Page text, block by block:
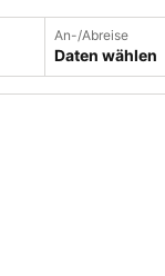
An-/Abreise
Daten wählen